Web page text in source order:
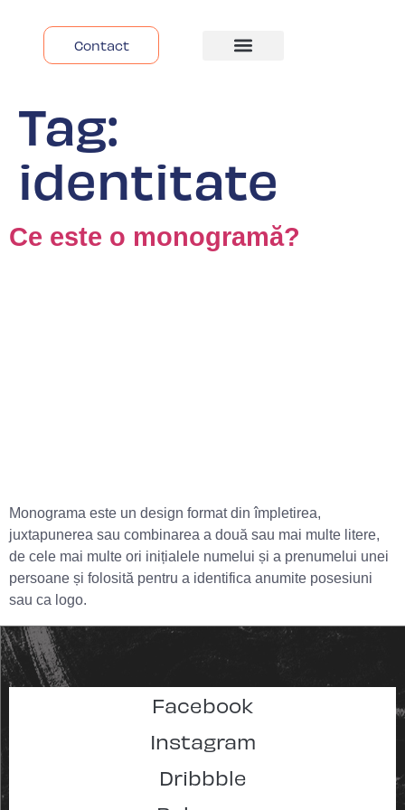
Contact
Tag:
identitate
Ce este o monogramă?
Monograma este un design format din împletirea,
juxtapunerea sau combinarea a două sau mai multe litere,
de cele mai multe ori inițialele numelui și a prenumelui unei
persoane și folosită pentru a identifica anumite posesiuni
sau ca logo.
Facebook
Instagram
Dribbble